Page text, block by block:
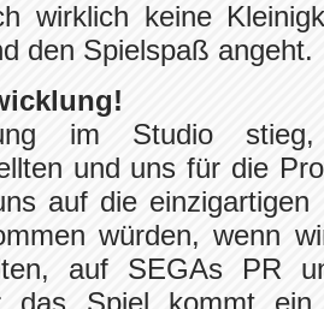
wirklich keine
den Spielspaß angeht.
im Studio
und uns für die
auf die einzigartigen
würden, wenn
auf SEGAs PR
das Spiel kommt